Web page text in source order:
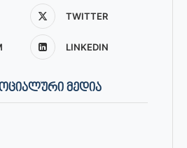
TWITTER
LINKEDIN
ᲛᲔᲓᲘᲐ